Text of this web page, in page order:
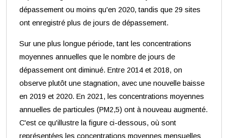
dépassement ou moins qu'en 2020, tandis que 29 sites
ont enregistré plus de jours de dépassement.
Sur une plus longue période, tant les concentrations
moyennes annuelles que le nombre de jours de
dépassement ont diminué. Entre 2014 et 2018, on
observe plutôt une stagnation, avec une nouvelle baisse
en 2019 et 2020. En 2021, les concentrations moyennes
annuelles de particules (PM2,5) ont à nouveau augmenté.
C'est ce qu'illustre la figure ci-dessous, où sont
représentées les concentrations moyennes mensuelles